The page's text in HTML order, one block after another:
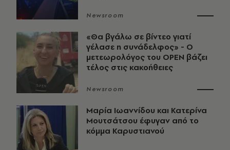
Newsroom
«Θα βγάλω σε βίντεο γιατί
γέλασε η συνάδελφος» - Ο
μετεωρολόγος του OPEN βάζει
τέλος στις κακοήθειες
Newsroom
Μαρία Ιωαννίδου και Κατερίνα
Μουτσάτσου έφυγαν από το
κόμμα Καρυστιανού